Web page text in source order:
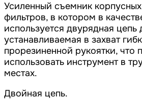
Усиленный съемник
фильтров, в котором в
используется двурядная
устанавливаемая в захват
прорезиненной рукоятки, что
использовать инструмент в
местах.
Двойная цепь.